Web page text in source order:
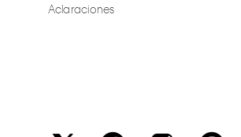
Aclaraciones